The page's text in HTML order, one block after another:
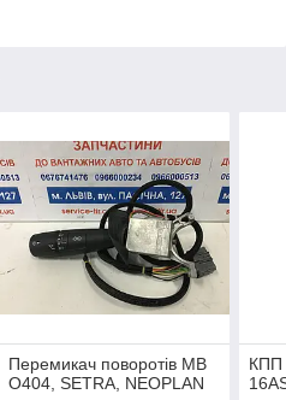
Перемикач поворотів MB
O404, SETRA, NEOPLAN
КПП